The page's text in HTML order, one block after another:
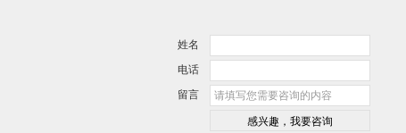
姓名
电话
留言